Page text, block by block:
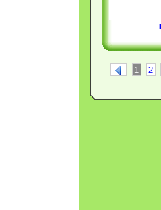
1 2